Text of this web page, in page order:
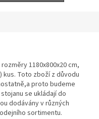
1180x800x20 cm,
kus. Toto zboží z důvodu
proto budeme
se ukládají do
dodávány v různých
sortimentu.